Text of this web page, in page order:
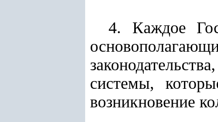
4. Каждое
системы,
возникновение